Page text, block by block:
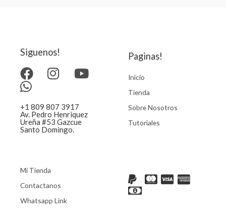
Siguenos!
+1 809 807 3917
Av. Pedro Henriquez
Ureña #53 Gazcue
Santo Domingo.
Paginas!
Inicio
Tienda
Sobre Nosotros
Tutoriales
Mi Tienda
Contactanos
Whatsapp Link